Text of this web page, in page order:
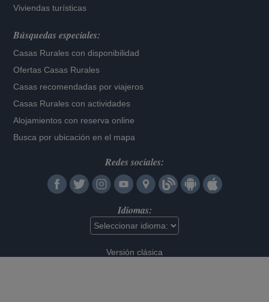
Viviendas turísticas
Búsquedas especiales:
Casas Rurales con disponibilidad
Ofertas Casas Rurales
Casas recomendadas por viajeros
Casas Rurales con actividades
Alojamientos con reserva online
Busca por ubicación en el mapa
Redes sociales:
Idiomas:
Versión clásica